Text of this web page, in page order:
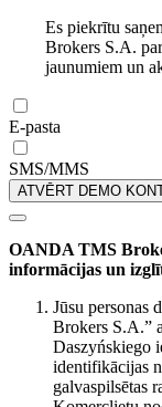
Es piekrītu
Brokers S.A.
jaunumiem un
E-pasta
SMS/MMS
ATVĒRT DEMO
OANDA TMS
informācijas un
Jūsu personas
Brokers S.A.”
Daszyńskiego
identifikācijas
galvaspilsētas